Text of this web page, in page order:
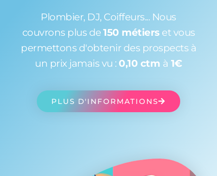
Plombier, DJ, Coiffeurs... Nous
couvrons plus de 150 métiers et vous
permettons d'obtenir des prospects à
un prix jamais vu : 0,10 ctm à 1€
PLUS D'INFORMATIONS